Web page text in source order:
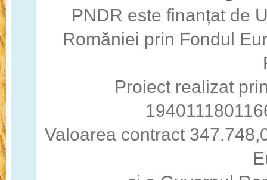
PNDR este finanțat de
Romăniei prin Fondul
Proiect realizat
Valoarea contract